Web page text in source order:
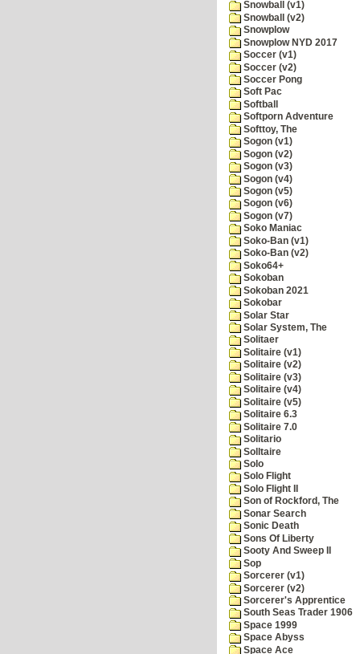
Snowball (v1)
Snowball (v2)
Snowplow
Snowplow NYD 2017
Soccer (v1)
Soccer (v2)
Soccer Pong
Soft Pac
Softball
Softporn Adventure
Softtoy, The
Sogon (v1)
Sogon (v2)
Sogon (v3)
Sogon (v4)
Sogon (v5)
Sogon (v6)
Sogon (v7)
Soko Maniac
Soko-Ban (v1)
Soko-Ban (v2)
Soko64+
Sokoban
Sokoban 2021
Sokobar
Solar Star
Solar System, The
Solitaer
Solitaire (v1)
Solitaire (v2)
Solitaire (v3)
Solitaire (v4)
Solitaire (v5)
Solitaire 6.3
Solitaire 7.0
Solitario
Solltaire
Solo
Solo Flight
Solo Flight II
Son of Rockford, The
Sonar Search
Sonic Death
Sons Of Liberty
Sooty And Sweep II
Sop
Sorcerer (v1)
Sorcerer (v2)
Sorcerer's Apprentice
South Seas Trader 1906
Space 1999
Space Abyss
Space Ace